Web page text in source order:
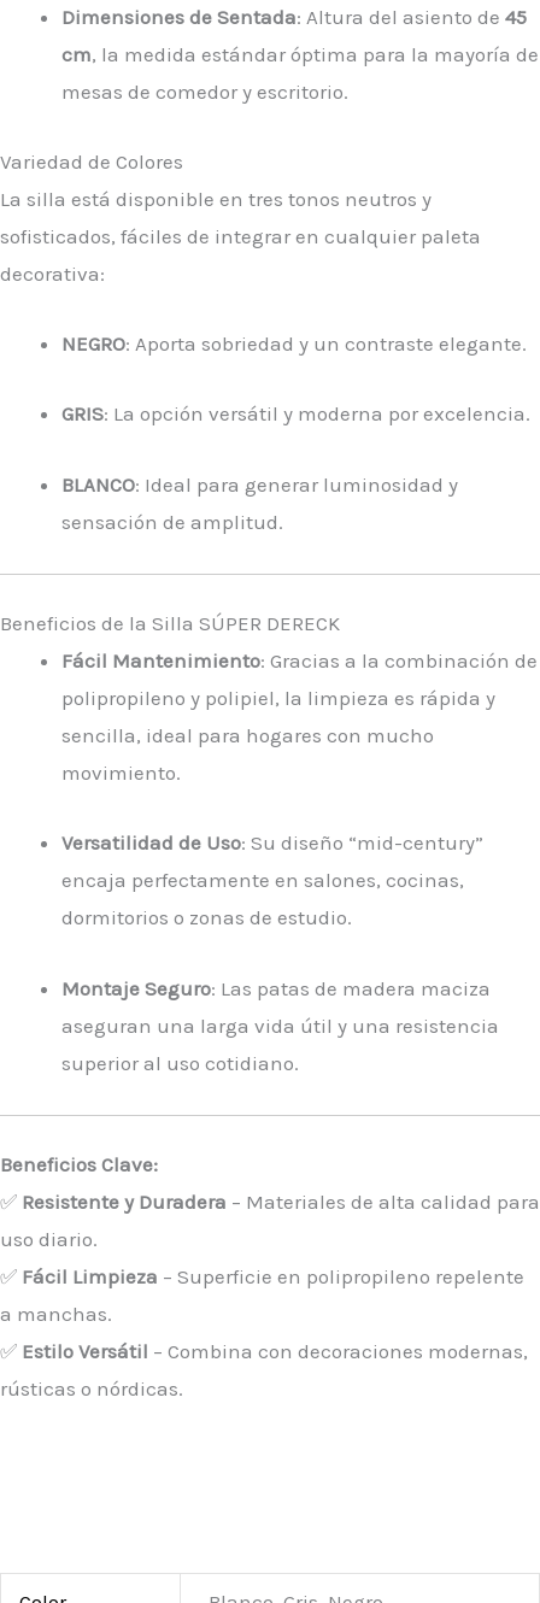
Dimensiones de Sentada: Altura del asiento de 45
cm, la medida estándar óptima para la mayoría de
mesas de comedor y escritorio.
Variedad de Colores
La silla está disponible en tres tonos neutros y
sofisticados, fáciles de integrar en cualquier paleta
decorativa:
NEGRO: Aporta sobriedad y un contraste elegante.
GRIS: La opción versátil y moderna por excelencia.
BLANCO: Ideal para generar luminosidad y
sensación de amplitud.
Beneficios de la Silla SÚPER DERECK
Fácil Mantenimiento: Gracias a la combinación de
polipropileno y polipiel, la limpieza es rápida y
sencilla, ideal para hogares con mucho
movimiento.
Versatilidad de Uso: Su diseño “mid-century”
encaja perfectamente en salones, cocinas,
dormitorios o zonas de estudio.
Montaje Seguro: Las patas de madera maciza
aseguran una larga vida útil y una resistencia
superior al uso cotidiano.
Beneficios Clave:
✅ Resistente y Duradera – Materiales de alta calidad para
uso diario.
✅ Fácil Limpieza – Superficie en polipropileno repelente
a manchas.
✅ Estilo Versátil – Combina con decoraciones modernas,
rústicas o nórdicas.